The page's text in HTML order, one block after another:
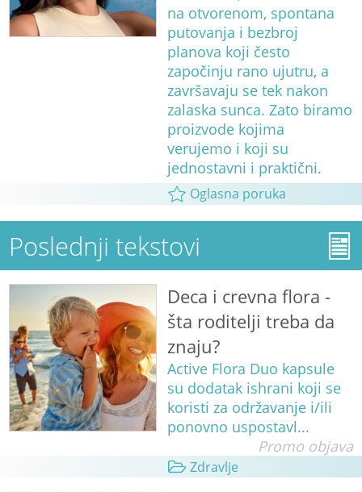
na otvorenom, spontana
putovanja i bezbroj
planova koji često
započinju rano ujutru, a
završavaju se tek nakon
zalaska sunca. Zato biramo
proizvode kojima
verujemo i koji su
jednostavni i praktični.
Oglasna poruka
Poslednji tekstovi
Deca i crevna flora -
šta roditelji treba da
znaju?
Active Flora Duo kapsule
su dodatak ishrani koji se
koristi za održavanje i/ili
ponovno uspostavl...
Promo objava
Zdravlje